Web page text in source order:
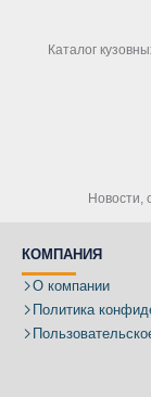
Каталог
Новости,
КОМПАНИЯ
О компании
Политика